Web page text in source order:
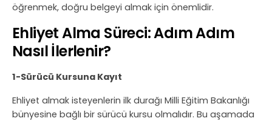
öğrenmek, doğru belgeyi almak için önemlidir.
Ehliyet Alma Süreci: Adım Adım
Nasıl İlerlenir?
1-Sürücü Kursuna Kayıt
Ehliyet almak isteyenlerin ilk durağı Milli Eğitim Bakanlığı
bünyesine bağlı bir sürücü kursu olmalıdır. Bu aşamada